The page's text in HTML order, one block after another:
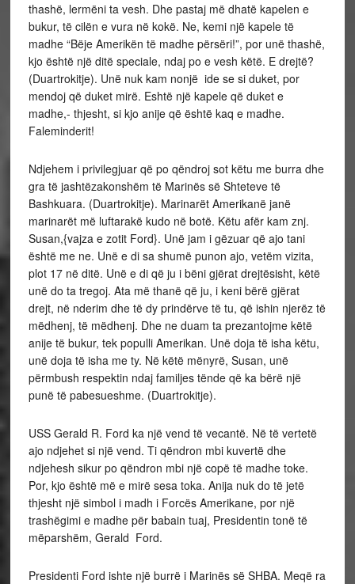
thashë, lermëni ta vesh. Dhe pastaj më dhatë kapelen e
bukur, të cilën e vura në kokë. Ne, kemi një kapele të
madhe “Bëje Amerikën të madhe përsëri!”, por unë thashë,
kjo është një ditë speciale, ndaj po e vesh këtë. E drejtë?
(Duartrokitje). Unë nuk kam nonjë ide se si duket, por
mendoj që duket mirë. Eshtë një kapele që duket e
madhe,- thjesht, si kjo anije që është kaq e madhe.
Faleminderit!
Ndjehem i privilegjuar që po qëndroj sot këtu me burra dhe
gra të jashtëzakonshëm të Marinës së Shteteve të
Bashkuara. (Duartrokitje). Marinarët Amerikanë janë
marinarët më luftarakë kudo në botë. Këtu afër kam znj.
Susan,{vajza e zotit Ford}. Unë jam i gëzuar që ajo tani
është me ne. Unë e di sa shumë punon ajo, vetëm vizita,
plot 17 në ditë. Unë e di që ju i bëni gjërat drejtësisht, këtë
unë do ta tregoj. Ata më thanë që ju, i keni bërë gjërat
drejt, në nderim dhe të dy prindërve të tu, që ishin njerëz të
mëdhenj, të mëdhenj. Dhe ne duam ta prezantojme këtë
anije të bukur, tek populli Amerikan. Unë doja të isha këtu,
unë doja të isha me ty. Në këtë mënyrë, Susan, unë
përmbush respektin ndaj familjes tënde që ka bërë një
punë të pabesueshme. (Duartrokitje).
USS Gerald R. Ford ka një vend të vecantë. Në të vertetë
ajo ndjehet si një vend. Ti qëndron mbi kuvertë dhe
ndjehesh sikur po qëndron mbi një copë të madhe toke.
Por, kjo është më e mirë sesa toka. Anija nuk do të jetë
thjesht një simbol i madh i Forcës Amerikane, por një
trashëgimi e madhe për babain tuaj, Presidentin tonë të
mëparshëm, Gerald Ford.
Presidenti Ford ishte një burrë i Marinës së SHBA. Meqë ra